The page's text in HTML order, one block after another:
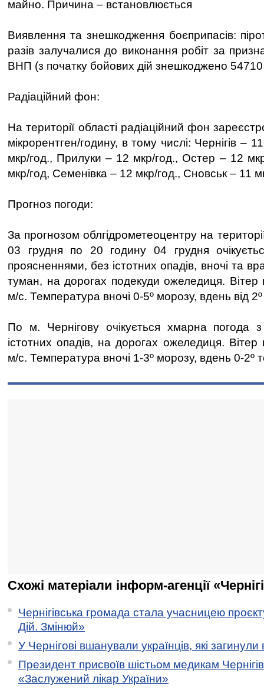
майно. Причина – встановлюється
Виявлення та знешкодження боєприпасів:
разів залучалися до виконання робіт за
ВНП (з початку бойових дій знешкоджено
Радіаційний фон:
На території області радіаційний фон
мікрорентген/годину, в тому числі: Чернігів –
мкр/год., Прилуки – 12 мкр/год., Остер – 12
мкр/год, Семенівка – 12 мкр/год., Сновськ – 11
Прогноз погоди:
За прогнозом облгідрометеоцентру на
03 грудня по 20 годину 04 грудня
проясненнями, без істотних опадів, вночі та
туман, на дорогах подекуди ожеледиця. Вітер
м/с. Температура вночі 0-5º морозу, вдень від
По м. Чернігову очікується хмарна погода
істотних опадів, на дорогах ожеледиця. Вітер
м/с. Температура вночі 1-3º морозу, вдень 0-2º
Схожі матеріали інформ-агенції
Чернігівська громада стала учасницею
Дій. Змінюй»
У Чернігові вшанували українців, які загинули
Президент присвоїв шістьом медикам
«Заслужений лікар України»